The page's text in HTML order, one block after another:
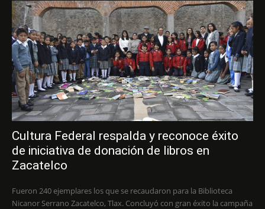
Cultura Federal respalda y reconoce éxito
de iniciativa de donación de libros en
Zacatelco
Fueron 240 ejemplares los que se recaudaron para la Biblioteca
Nicanor Serrano Zacatelco, Tlax. Concluyó con gran éxito la campaña